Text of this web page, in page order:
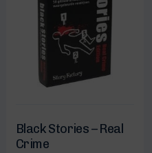
Black Stories – Real
Crime